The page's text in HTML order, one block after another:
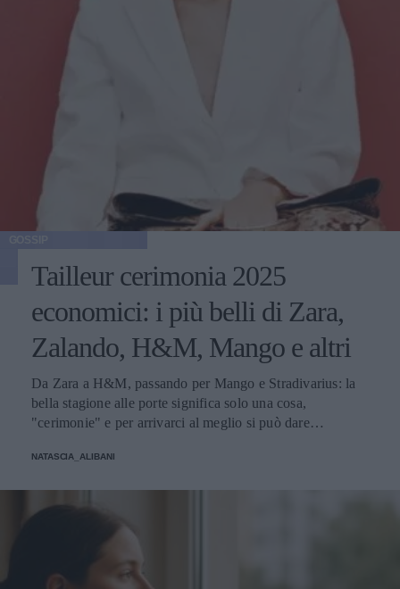
Tailleur cerimonia 2025
economici: i più belli di Zara,
Zalando, H&M, Mango e altri
Da Zara a H&M, passando per Mango e Stradivarius: la
bella stagione alle porte significa solo una cosa,
"cerimonie" e per arrivarci al meglio si può dare
NATASCIA_ALIBANI